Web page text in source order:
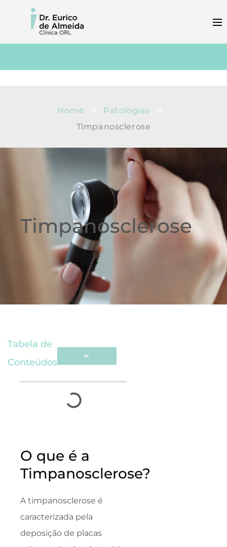
Home
Patologias
Timpanosclerose
Timpanosclerose
Tabela de
Conteúdos
O que é a
Timpanosclerose?
A timpanosclerose é
caracterizada pela
deposição de placas